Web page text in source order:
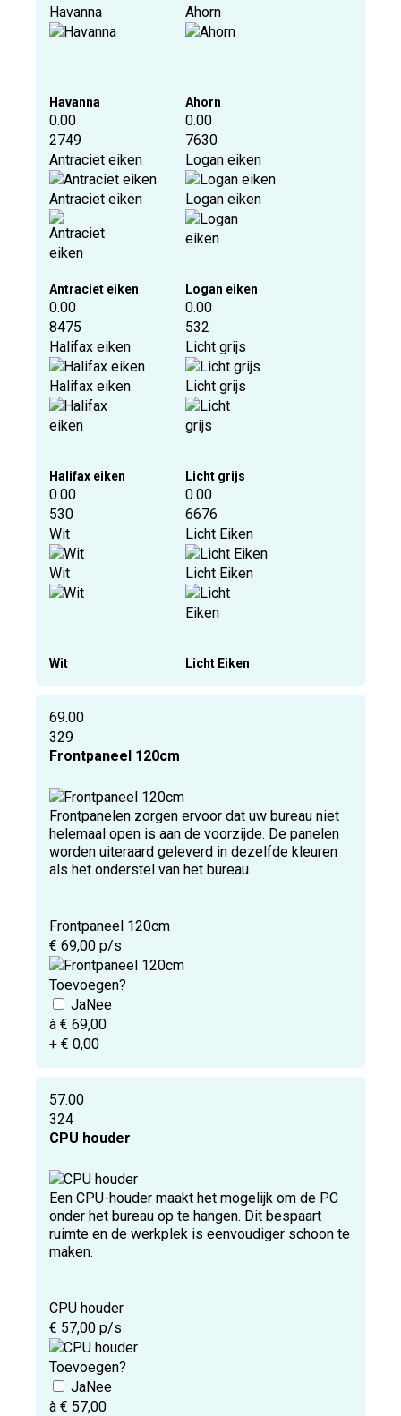
Havanna
Havanna
Ahorn
Ahorn
0.00
2749
Antraciet eiken
Antraciet eiken
Antraciet eiken
0.00
7630
Logan eiken
Logan eiken
Logan eiken
0.00
8475
Halifax eiken
Halifax eiken
Halifax eiken
0.00
532
Licht grijs
Licht grijs
Licht grijs
0.00
530
Wit
Wit
Wit
0.00
6676
Licht Eiken
Licht Eiken
Licht Eiken
69.00
329
Frontpaneel 120cm
Frontpanelen zorgen ervoor dat uw bureau niet
helemaal open is aan de voorzijde. De panelen
worden uiteraard geleverd in dezelfde kleuren
als het onderstel van het bureau.
Frontpaneel 120cm
€ 69,00 p/s
Toevoegen?
à € 69,00
+ € 0,00
57.00
324
CPU houder
Een CPU-houder maakt het mogelijk om de PC
onder het bureau op te hangen. Dit bespaart
ruimte en de werkplek is eenvoudiger schoon te
maken.
CPU houder
€ 57,00 p/s
Toevoegen?
à € 57,00